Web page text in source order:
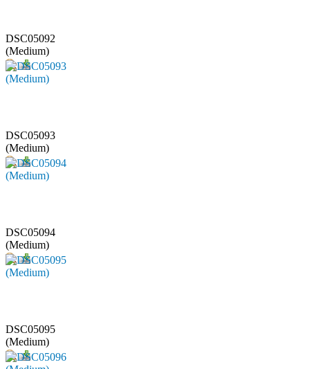
DSC05092
(Medium)
DSC05093
(Medium)
DSC05094
(Medium)
DSC05095
(Medium)